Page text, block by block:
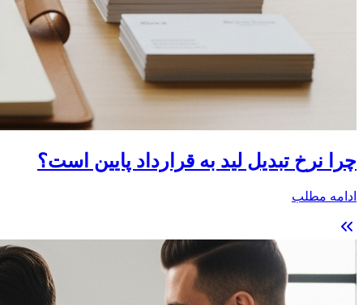
چرا نرخ تبدیل لید به قرارداد پایین است؟
ادامه مطلب